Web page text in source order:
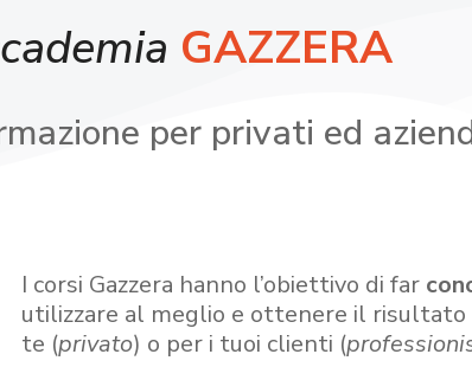
GAZZERA
per privati ed
I corsi Gazzera hanno l’obiettivo di far
utilizzare al meglio e ottenere il
te (privato) o per i tuoi clienti (